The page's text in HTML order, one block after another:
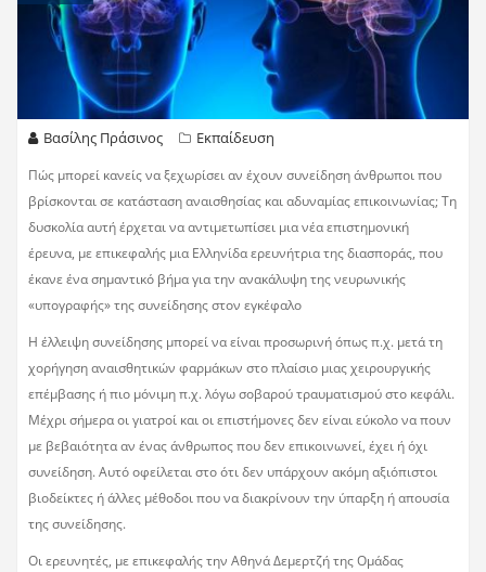
Βασίλης Πράσινος Εκπαίδευση
Πώς μπορεί κανείς να ξεχωρίσει αν έχουν συνείδηση άνθρωποι που
βρίσκονται σε κατάσταση αναισθησίας και αδυναμίας επικοινωνίας; Τη
δυσκολία αυτή έρχεται να αντιμετωπίσει μια νέα επιστημονική
έρευνα, με επικεφαλής μια Ελληνίδα ερευνήτρια της διασποράς, που
έκανε ένα σημαντικό βήμα για την ανακάλυψη της νευρωνικής
«υπογραφής» της συνείδησης στον εγκέφαλο
Η έλλειψη συνείδησης μπορεί να είναι προσωρινή όπως π.χ. μετά τη
χορήγηση αναισθητικών φαρμάκων στο πλαίσιο μιας χειρουργικής
επέμβασης ή πιο μόνιμη π.χ. λόγω σοβαρού τραυματισμού στο κεφάλι.
Μέχρι σήμερα οι γιατροί και οι επιστήμονες δεν είναι εύκολο να πουν
με βεβαιότητα αν ένας άνθρωπος που δεν επικοινωνεί, έχει ή όχι
συνείδηση. Αυτό οφείλεται στο ότι δεν υπάρχουν ακόμη αξιόπιστοι
βιοδείκτες ή άλλες μέθοδοι που να διακρίνουν την ύπαρξη ή απουσία
της συνείδησης.
Οι ερευνητές, με επικεφαλής την Αθηνά Δεμερτζή της Ομάδας